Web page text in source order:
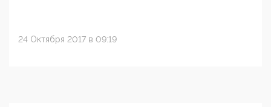
24 Октября 2017 в 09:19